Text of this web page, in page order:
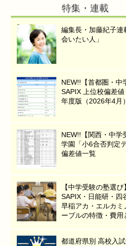
特集・連載
編集長・加藤紀子連
会いたい人」
NEW!!【首都圏・中
SAPIX 上位校偏差
年度版（2026年4月）
NEW!!【関西・中学
学園「小6合否判定
偏差値一覧
【中学受験の塾選び】
SAPIX・日能研・四
早稲アカ・エルカミ
ーブルの特徴・費用
都道府県別 高校入